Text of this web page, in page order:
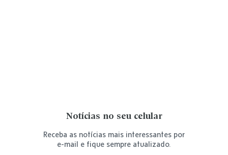
Notícias no seu celular
Receba as notícias mais interessantes por
e-mail e fique sempre atualizado.